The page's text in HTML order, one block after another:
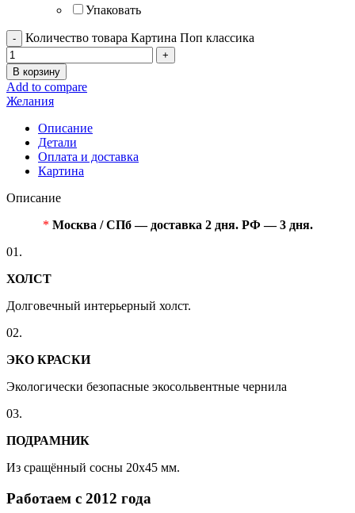
Упаковать
Количество товара Картина Поп классика
В корзину
Add to compare
Желания
Описание
Детали
Оплата и доставка
Картина
Описание
* Москва / СПб — доставка 2 дня. РФ — 3 дня.
01.
ХОЛСТ
Долговечный интерьерный холст.
02.
ЭКО КРАСКИ
Экологически безопасные экосольвентные чернила
03.
ПОДРАМНИК
Из сращённый сосны 20x45 мм.
Работаем с 2012 года